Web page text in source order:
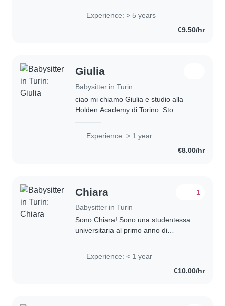
lavorato con Roberto Re,da cui ho
Experience: > 5 years
€9.50/hr
Giulia
Babysitter in Turin
ciao mi chiamo Giulia e studio alla
Holden Academy di Torino. Sto
l'estate lavoro nei miniclub dei villaggi
Experience: > 1 year
€8.00/hr
Chiara
Babysitter in Turin
1
Sono Chiara! Sono una studentessa
universitaria al primo anno di
disponibile per aiuto compiti,
Experience: < 1 year
€10.00/hr